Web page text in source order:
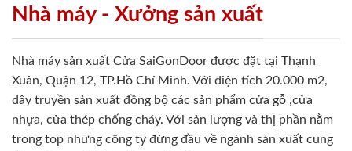
Nhà máy - Xưởng sản xuất
Nhà máy sản xuất Cửa SaiGonDoor được đặt tại Thạnh
Xuân, Quận 12, TP.Hồ Chí Minh. Với diện tích 20.000 m2,
dây truyền sản xuất đồng bộ các sản phẩm cửa gỗ ,cửa
nhựa, cửa thép chống cháy. Với sản lượng và thị phần nằm
trong top những công ty đứng đầu về ngành sản xuất cung